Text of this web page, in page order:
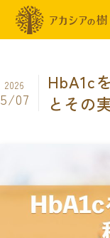
トップページ 暮ら
HbA1c
とその
2026
5/07